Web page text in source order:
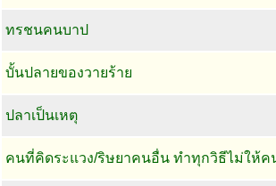
ทรชนคนบาป
บั้นปลายของวายร้าย
ปลาเป็นเหตุ
คนที่คิดระแวง/ริษยาคนอื่น ทำทุกวิธีไม่ให้ค